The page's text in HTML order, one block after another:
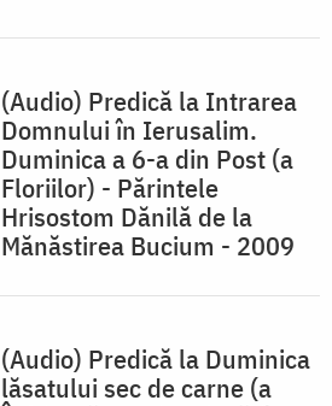
(Audio) Predică la Intrarea
Domnului în Ierusalim.
Duminica a 6-a din Post (a
Floriilor) - Părintele
Hrisostom Dănilă de la
Mănăstirea Bucium - 2009
(Audio) Predică la Duminica
lăsatului sec de carne (a